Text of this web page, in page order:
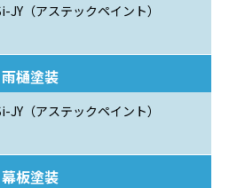
（アステックペイント）
雨樋塗装
（アステックペイント）
幕板塗装